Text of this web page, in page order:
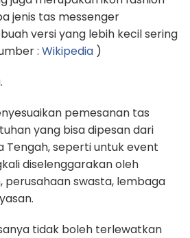
jenis tas messenger
versi yang lebih kecil sering
: Wikipedia )
pemesanan tas
yang bisa dipesan dari
Tengah, seperti untuk event
diselenggarakan oleh
perusahaan swasta, lembaga
tidak boleh terlewatkan